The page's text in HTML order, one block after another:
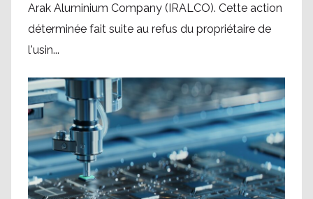
Arak Aluminium Company (IRALCO). Cette action
déterminée fait suite au refus du propriétaire de
l'usin...